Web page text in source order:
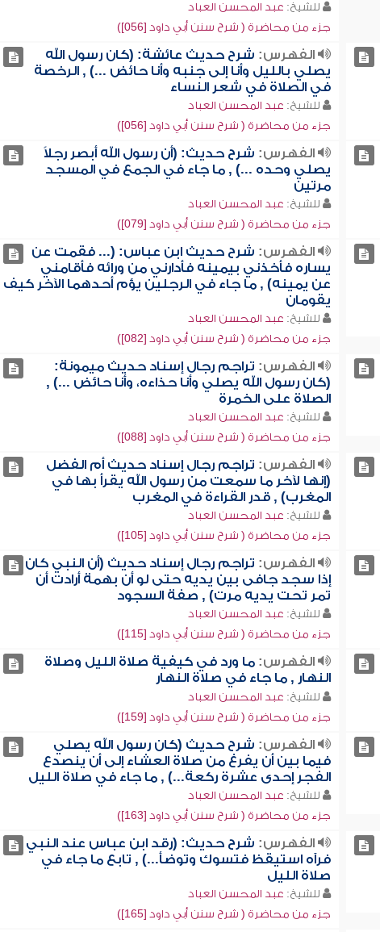
للشيخ: عبد المحسن العباد
جزء من محاضرة ( شرح سنن أبي داود [056])
الفهرس: شرح حديث عائشة: (كان رسول الله
يصلي بالليل وأنا إلى جنبه وأنا حائض ...) , الرخصة
في الصلاة في شعر النساء
للشيخ: عبد المحسن العباد
جزء من محاضرة ( شرح سنن أبي داود [056])
الفهرس: شرح حديث: (أن رسول الله أبصر رجلاً
يصلي وحده ...) , ما جاء في الجمع في المسجد
مرتين
للشيخ: عبد المحسن العباد
جزء من محاضرة ( شرح سنن أبي داود [079])
الفهرس: شرح حديث ابن عباس: (... فقمت عن
يساره فأخذني بيمينه فأدارني من ورائه فأقامني
عن يمينه) , ما جاء في الرجلين يؤم أحدهما الآخر كيف
يقومان
للشيخ: عبد المحسن العباد
جزء من محاضرة ( شرح سنن أبي داود [082])
الفهرس: تراجم رجال إسناد حديث ميمونة:
(كان رسول الله يصلي وأنا حذاءه، وأنا حائض ...) ,
الصلاة على الخمرة
للشيخ: عبد المحسن العباد
جزء من محاضرة ( شرح سنن أبي داود [088])
الفهرس: تراجم رجال إسناد حديث أم الفضل
(إنها لآخر ما سمعت من رسول الله يقرأ بها في
المغرب) , قدر القراءة في المغرب
للشيخ: عبد المحسن العباد
جزء من محاضرة ( شرح سنن أبي داود [105])
الفهرس: تراجم رجال إسناد حديث (أن النبي كان
إذا سجد جافى بين يديه حتى لو أن بهمة أرادت أن
تمر تحت يديه مرت) , صفة السجود
للشيخ: عبد المحسن العباد
جزء من محاضرة ( شرح سنن أبي داود [115])
الفهرس: ما ورد في كيفية صلاة الليل وصلاة
النهار , ما جاء في صلاة النهار
للشيخ: عبد المحسن العباد
جزء من محاضرة ( شرح سنن أبي داود [159])
الفهرس: شرح حديث (كان رسول الله يصلي
فيما بين أن يفرغ من صلاة العشاء إلى أن ينصدع
الفجر إحدى عشرة ركعة...) , ما جاء في صلاة الليل
للشيخ: عبد المحسن العباد
جزء من محاضرة ( شرح سنن أبي داود [163])
الفهرس: شرح حديث: (رقد ابن عباس عند النبي
فرآه استيقظ فتسوك وتوضأ...) , تابع ما جاء في
صلاة الليل
للشيخ: عبد المحسن العباد
جزء من محاضرة ( شرح سنن أبي داود [165])